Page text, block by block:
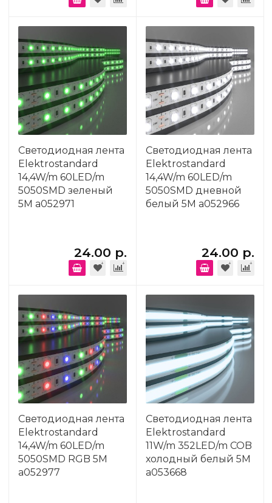
Светодиодная лента
Elektrostandard
14,4W/m 60LED/m
5050SMD зеленый
5M a052971
24.00 р.
Светодиодная лента
Elektrostandard
14,4W/m 60LED/m
5050SMD дневной
белый 5M a052966
24.00 р.
Светодиодная лента
Elektrostandard
14,4W/m 60LED/m
5050SMD RGB 5M
a052977
Светодиодная лента
Elektrostandard
11W/m 352LED/m COB
холодный белый 5M
a053668